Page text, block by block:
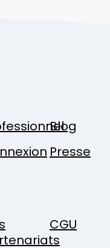
Blog
Presse
CGU